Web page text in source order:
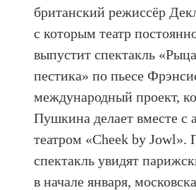
британский режиссёр
с которым театр
выпустит спектакль
пестика» по пьесе
международный проект,
Пушкина делает вместе с
театром «Cheek by Jowl».
спектакль увидят
в начале января,